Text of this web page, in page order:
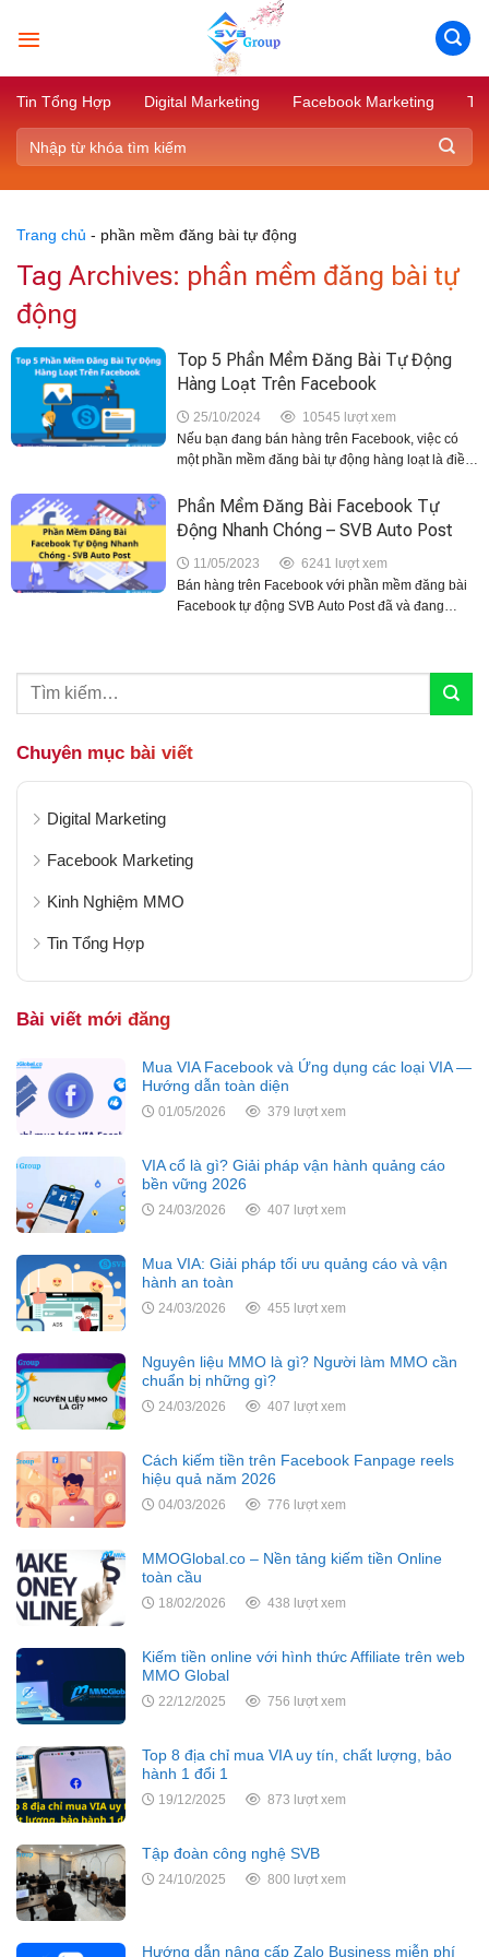
Tin Tổng Hợp Digital Marketing Facebook Marketing
Trang chủ - phần mềm đăng bài tự động
Tag Archives: phần mềm đăng bài tự
động
Top 5 Phần Mềm Đăng Bài Tự Động
Hàng Loạt Trên Facebook
25/10/2024
10545 lượt xem
Nếu bạn đang bán hàng trên Facebook, việc có
một phần mềm đăng bài tự động hàng loạt là điều
của bạn luôn xuất...
Phần Mềm Đăng Bài Facebook Tự
Động Nhanh Chóng – SVB Auto Post
11/05/2023
6241 lượt xem
Bán hàng trên Facebook với phần mềm đăng bài
Facebook tự động SVB Auto Post đã và đang
Chuyên mục bài viết
Digital Marketing
Facebook Marketing
Kinh Nghiệm MMO
Tin Tổng Hợp
Bài viết mới đăng
Mua VIA Facebook và Ứng dụng các loại VIA —
Hướng dẫn toàn diện
01/05/2026 379 lượt xem
VIA cổ là gì? Giải pháp vận hành quảng cáo
bền vững 2026
24/03/2026 407 lượt xem
Mua VIA: Giải pháp tối ưu quảng cáo và vận
hành an toàn
24/03/2026 455 lượt xem
Nguyên liệu MMO là gì? Người làm MMO cần
chuẩn bị những gì?
24/03/2026 407 lượt xem
Cách kiếm tiền trên Facebook Fanpage reels
hiệu quả năm 2026
04/03/2026 776 lượt xem
MMOGlobal.co – Nền tảng kiếm tiền Online
toàn cầu
18/02/2026 438 lượt xem
Kiếm tiền online với hình thức Affiliate trên web
MMO Global
22/12/2025 756 lượt xem
Top 8 địa chỉ mua VIA uy tín, chất lượng, bảo
hành 1 đổi 1
19/12/2025 873 lượt xem
Tập đoàn công nghệ SVB
24/10/2025 800 lượt xem
Hướng dẫn nâng cấp Zalo Business miễn phí